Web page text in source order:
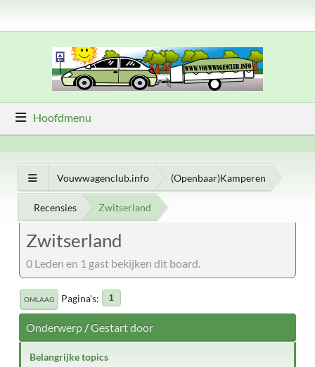
Hoofdmenu
Vouwwagenclub.info (Openbaar)Kamperen
Recensies Zwitserland
Zwitserland
0 Leden en 1 gast bekijken dit board.
OMLAAG Pagina's 1
Onderwerp/Gestart door
Belangrijke topics